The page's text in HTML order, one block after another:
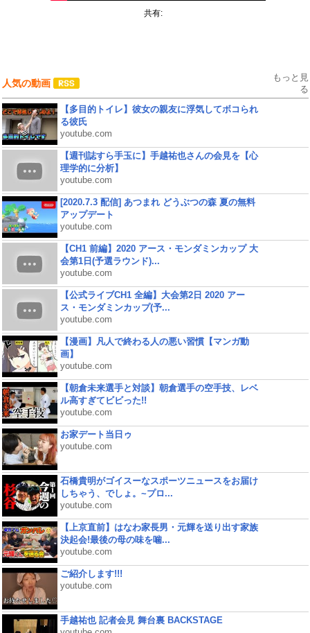
共有:
人気の動画
もっと見
る
【多目的トイレ】彼女の親友に浮気してボコられ
る彼氏
youtube.com
【週刊誌すら手玉に】手越祐也さんの会見を【心
理学的に分析】
youtube.com
[2020.7.3 配信] あつまれ どうぶつの森 夏の無料
アップデート
youtube.com
【CH1 前編】2020 アース・モンダミンカップ 大
会第1日(予選ラウンド)...
youtube.com
【公式ライブCH1 全編】大会第2日 2020 アー
ス・モンダミンカップ(予...
youtube.com
【漫画】凡人で終わる人の悪い習慣【マンガ動
画】
youtube.com
【朝倉未来選手と対談】朝倉選手の空手技、レベ
ル高すぎてビビった!!
youtube.com
お家デート当日ゥ
youtube.com
石橋貴明がゴイスーなスポーツニュースをお届け
しちゃう、でしょ。~プロ...
youtube.com
【上京直前】はなわ家長男・元輝を送り出す家族
決起会!最後の母の味を噛...
youtube.com
ご紹介します!!!
youtube.com
手越祐也 記者会見 舞台裏 BACKSTAGE